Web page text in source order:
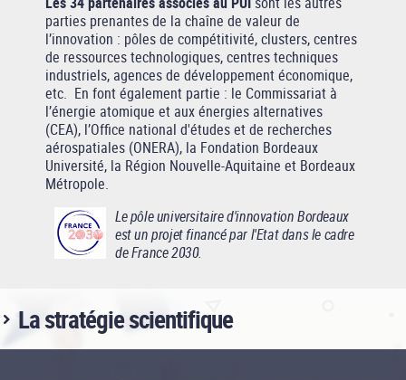
parties prenantes de la chaîne de valeur de
l’innovation : pôles de compétitivité, clusters, centres
de ressources technologiques, centres techniques
industriels, agences de développement économique,
etc. En font également partie : le Commissariat à
l’énergie atomique et aux énergies alternatives
(CEA), l’Office national d'études et de recherches
aérospatiales (ONERA), la Fondation Bordeaux
Université, la Région Nouvelle-Aquitaine et Bordeaux
Métropole.
Le pôle universitaire d'innovation Bordeaux
est un projet financé par l'Etat dans le cadre
de France 2030.
La stratégie scientifique